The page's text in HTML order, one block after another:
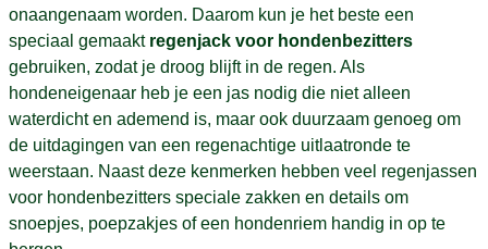
onaangenaam worden. Daarom kun je het beste een
speciaal gemaakt regenjack voor hondenbezitters
gebruiken, zodat je droog blijft in de regen. Als
hondeneigenaar heb je een jas nodig die niet alleen
waterdicht en ademend is, maar ook duurzaam genoeg om
de uitdagingen van een regenachtige uitlaatronde te
weerstaan. Naast deze kenmerken hebben veel regenjassen
voor hondenbezitters speciale zakken en details om
snoepjes, poepzakjes of een hondenriem handig in op te